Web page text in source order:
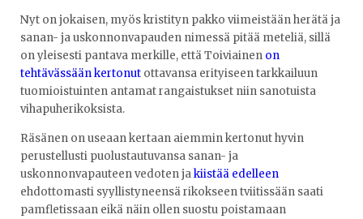
Nyt on jokaisen, myös kristityn pakko viimeistään herätä ja
sanan- ja uskonnonvapauden nimessä pitää meteliä, sillä
on yleisesti pantava merkille, että Toiviainen on
tehtävässään kertonut ottavansa erityiseen tarkkailuun
tuomioistuinten antamat rangaistukset niin sanotuista
vihapuherikoksista.
Räsänen on useaan kertaan aiemmin kertonut hyvin
perustellusti puolustautuvansa sanan- ja
uskonnonvapauteen vedoten jakiistää edelleen
ehdottomasti syyllistyneensä rikokseen tviitissään saati
pamfletissaan eikä näin ollen suostu poistamaan